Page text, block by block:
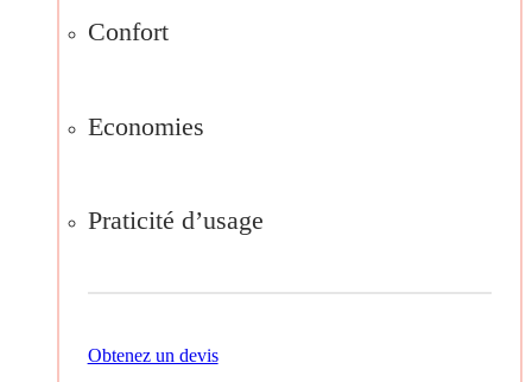
Confort
Economies
Praticité d’usage
Obtenez un devis